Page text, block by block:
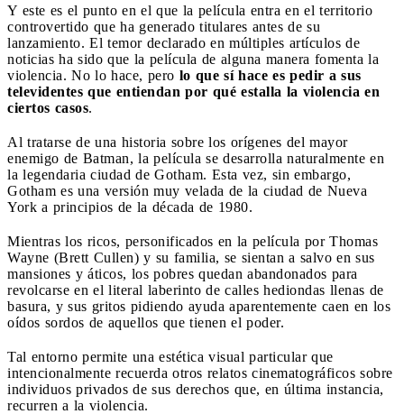
Y este es el punto en el que la película entra en el territorio
controvertido que ha generado titulares antes de su
lanzamiento. El temor declarado en múltiples artículos de
noticias ha sido que la película de alguna manera fomenta la
violencia. No lo hace, pero lo que sí hace es pedir a sus
televidentes que entiendan por qué estalla la violencia en
ciertos casos.
Al tratarse de una historia sobre los orígenes del mayor
enemigo de Batman, la película se desarrolla naturalmente en
la legendaria ciudad de Gotham. Esta vez, sin embargo,
Gotham es una versión muy velada de la ciudad de Nueva
York a principios de la década de 1980.
Mientras los ricos, personificados en la película por Thomas
Wayne (Brett Cullen) y su familia, se sientan a salvo en sus
mansiones y áticos, los pobres quedan abandonados para
revolcarse en el literal laberinto de calles hediondas llenas de
basura, y sus gritos pidiendo ayuda aparentemente caen en los
oídos sordos de aquellos que tienen el poder.
Tal entorno permite una estética visual particular que
intencionalmente recuerda otros relatos cinematográficos sobre
individuos privados de sus derechos que, en última instancia,
recurren a la violencia.